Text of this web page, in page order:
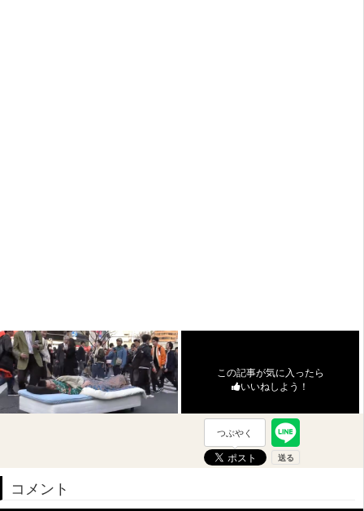
この記事が気に入ったら
いいねしよう！
つぶやく
コメント